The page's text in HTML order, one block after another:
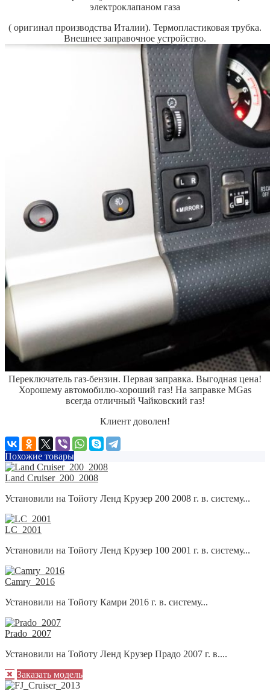
электроклапаном газа
( оригинал производства Италии). Термопластиковая трубка.
Внешнее заправочное устройство.
Переключатель газ-бензин. Первая заправка. Выгодная цена!
Хорошему автомобилю-хороший газ! На заправке MGas
всегда отличный Чайковский газ!
Клиент доволен!
Похожие товары
Land Cruiser_200_2008
Установили на Тойоту Ленд Крузер 200 2008 г. в. систему...
LC_2001
Установили на Тойоту Ленд Крузер 100 2001 г. в. систему...
Camry_2016
Установили на Тойоту Камри 2016 г. в. систему...
Prado_2007
Установили на Тойоту Ленд Крузер Прадо 2007 г. в....
Заказать модель